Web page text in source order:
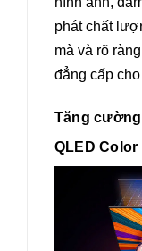
phát chất
mà và rõ
đẳng cấp
Tăng
QLED Color